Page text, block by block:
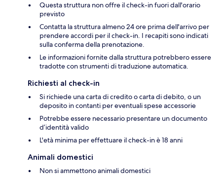
Questa struttura non offre il check-in fuori dall'orario
previsto
Contatta la struttura almeno 24 ore prima dell'arrivo per
prendere accordi per il check-in. I recapiti sono indicati
sulla conferma della prenotazione.
Le informazioni fornite dalla struttura potrebbero essere
tradotte con strumenti di traduzione automatica.
Richiesti al check-in
Si richiede una carta di credito o carta di debito, o un
deposito in contanti per eventuali spese accessorie
Potrebbe essere necessario presentare un documento
d’identità valido
L'età minima per effettuare il check-in è 18 anni
Animali domestici
Non si ammettono animali domestici